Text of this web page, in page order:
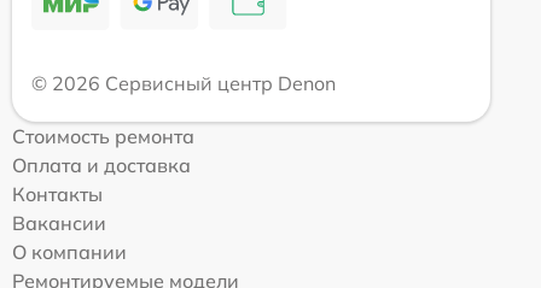
© 2026 Сервисный центр Denon
Стоимость ремонта
Оплата и доставка
Контакты
Вакансии
О компании
Ремонтируемые модели